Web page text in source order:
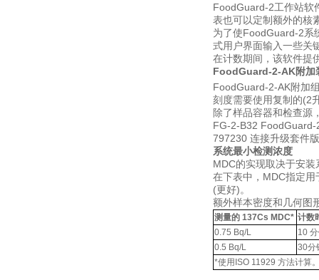
FoodGuard-2工作站软
表也可以定制额外的核
为了使FoodGuard-2系
式用户界面输入一些关
在计数期间，该软件提
FoodGuard-2-AK附加
FoodGuard-2-AK附加
刻度需要使用复制的(2
除了样品容器和检查源
FG-2-B32
797230 连接升级套件
系统最小检测浓度
MDC的实现取决于安
在下表中， MDC指定用
(更好)。
额外样本密度和几何图
测量的 137Cs MDC* 计数
0.75 Bq/L
10
0.5 Bq/L
30分
*使用ISO 11929 方法计算